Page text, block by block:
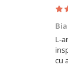
L-
cu